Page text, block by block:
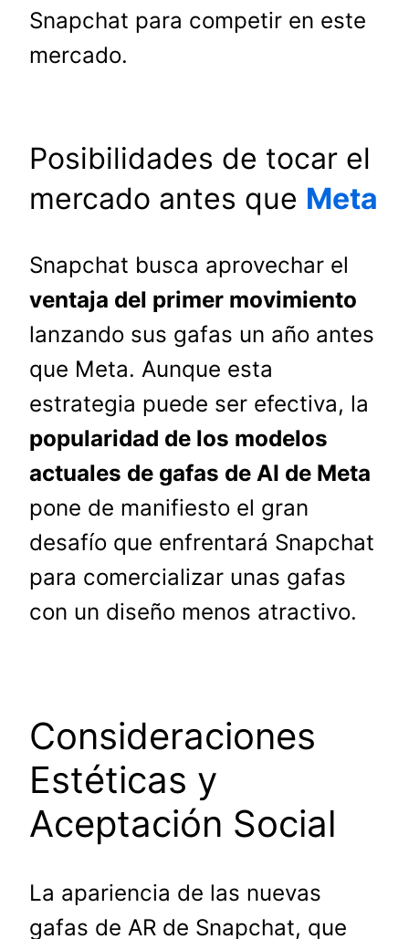
Snapchat para competir en este
mercado.
Posibilidades de tocar el
mercado antes que Meta
Snapchat busca aprovechar el
ventaja del primer movimiento
lanzando sus gafas un año antes
que Meta. Aunque esta
estrategia puede ser efectiva, la
popularidad de los modelos
actuales de gafas de AI de Meta
pone de manifiesto el gran
desafío que enfrentará Snapchat
para comercializar unas gafas
con un diseño menos atractivo.
Consideraciones
Estéticas y
Aceptación Social
La apariencia de las nuevas
gafas de AR de Snapchat, que